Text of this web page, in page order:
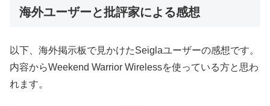
海外ユーザーと批評家による感想
以下、海外掲示板で見かけたSeiglaユーザーの感想です。
内容からWeekend Warrior Wirelessを使っている方と思わ
れます。